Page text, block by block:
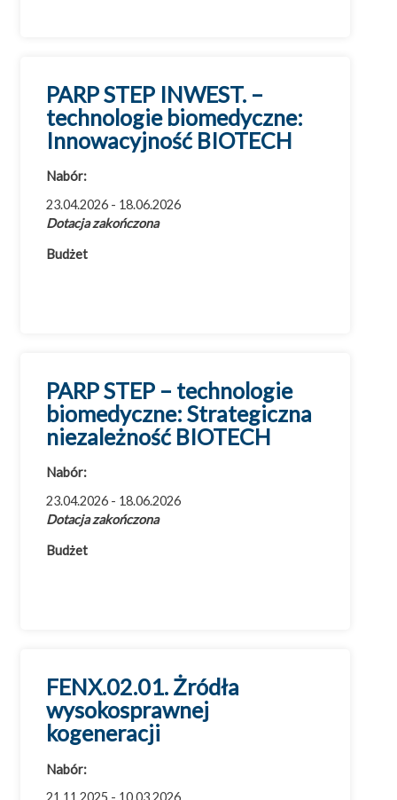
Województwo zachodniopomorskie
PARP STEP INWEST. –
technologie biomedyczne:
Innowacyjność BIOTECH
Nabór:
23.04.2026 - 18.06.2026
Dotacja zakończona
Budżet
PARP STEP – technologie
biomedyczne: Strategiczna
niezależność BIOTECH
Nabór:
23.04.2026 - 18.06.2026
Dotacja zakończona
Budżet
FENX.02.01. Żródła
wysokosprawnej
kogeneracji
Nabór:
21.11.2025 - 10.03.2026